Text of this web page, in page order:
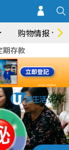
购物情报
期存款